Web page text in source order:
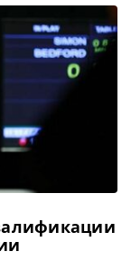
себе путь […]